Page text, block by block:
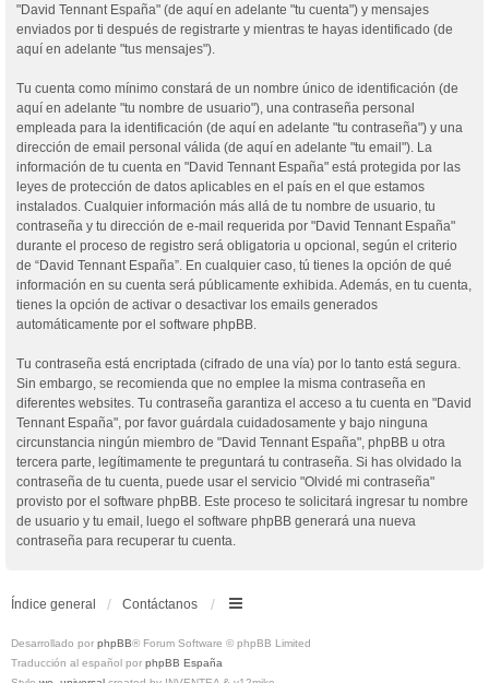
"David Tennant España" (de aquí en adelante "tu cuenta") y mensajes
enviados por ti después de registrarte y mientras te hayas identificado (de
aquí en adelante "tus mensajes").
Tu cuenta como mínimo constará de un nombre único de identificación (de
aquí en adelante "tu nombre de usuario"), una contraseña personal
empleada para la identificación (de aquí en adelante "tu contraseña") y una
dirección de email personal válida (de aquí en adelante "tu email"). La
información de tu cuenta en "David Tennant España" está protegida por las
leyes de protección de datos aplicables en el país en el que estamos
instalados. Cualquier información más allá de tu nombre de usuario, tu
contraseña y tu dirección de e-mail requerida por "David Tennant España"
durante el proceso de registro será obligatoria u opcional, según el criterio
de “David Tennant España”. En cualquier caso, tú tienes la opción de qué
información en su cuenta será públicamente exhibida. Además, en tu cuenta,
tienes la opción de activar o desactivar los emails generados
automáticamente por el software phpBB.
Tu contraseña está encriptada (cifrado de una vía) por lo tanto está segura.
Sin embargo, se recomienda que no emplee la misma contraseña en
diferentes websites. Tu contraseña garantiza el acceso a tu cuenta en "David
Tennant España", por favor guárdala cuidadosamente y bajo ninguna
circunstancia ningún miembro de "David Tennant España", phpBB u otra
tercera parte, legítimamente te preguntará tu contraseña. Si has olvidado la
contraseña de tu cuenta, puede usar el servicio "Olvidé mi contraseña"
provisto por el software phpBB. Este proceso te solicitará ingresar tu nombre
de usuario y tu email, luego el software phpBB generará una nueva
contraseña para recuperar tu cuenta.
Índice general Contáctanos
Desarrollado por phpBB® Forum Software © phpBB Limited
Traducción al español por phpBB España